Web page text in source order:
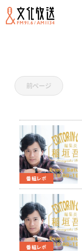
前ページ
番組レポ
番組レポ